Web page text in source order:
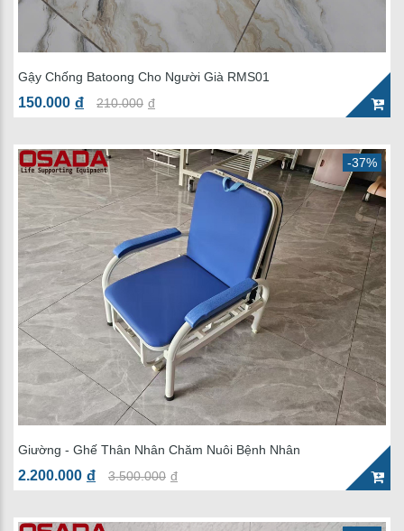
Gậy Chống Batoong Cho Người Già RMS01
150.000 đ 210.000 đ
Giường - Ghế Thân Nhân Chăm Nuôi Bệnh Nhân
2.200.000 đ 3.500.000 đ
-37%